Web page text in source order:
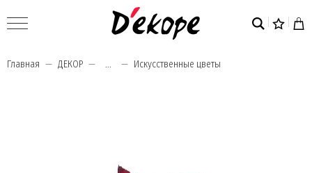
Главная ДЕКОР ... Искусственные цветы